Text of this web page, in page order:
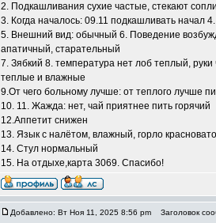
2. Подкашливания сухие частые, стекают
3. Когда началось: 09.11 подкашливать начал
5. Внешний вид: обычный 6. Поведение
апатичный, старательный
7. Зябкий 8. температура нет лоб теплый,
теплые и влажные
9.От чего больному лучше: от теплого лучше
10. 11. Жажда: нет, чай приятнее пить горячий
12.Аппетит снижен
13. Язык с налётом, влажный, горло
14. Стул нормальный
15. На отдыхе,карта 3069. Спасибо!
Добавлено: Вт Ноя 11, 2025 8:56 pm Заголовок